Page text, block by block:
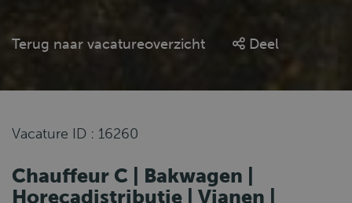
Terug naar vacatureoverzicht Deel
Vacature ID : 16260
Chauffeur C | Bakwagen |
Horecadistributie | Vianen |